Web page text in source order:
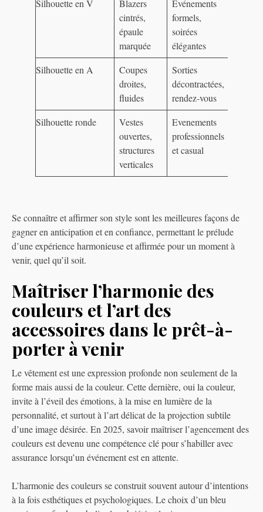
Silhouette en V
Blazers
cintrés,
épaule
marquée
Événements
formels,
soirées
élégantes
Silhouette en A
Coupes
droites,
fluides
Sorties
décontractées,
rendez-vous
Silhouette ronde
Vestes
ouvertes,
structures
verticales
Evenements
professionnels
et casual
Se connaître et affirmer son style sont les meilleures façons de
gagner en anticipation et en confiance, permettant le prélude
d’une expérience harmonieuse et affirmée pour un moment à
venir, quel qu’il soit.
Maîtriser l’harmonie des
couleurs et l’art des
accessoires dans le prêt-à-
porter à venir
Le vêtement est une expression profonde non seulement de la
forme mais aussi de la couleur. Cette dernière, oui la couleur,
invite à l’éveil des émotions, à la mise en lumière de la
personnalité, et surtout à l’art délicat de la projection subtile
d’une image désirée. En 2025, savoir maîtriser l’agencement des
couleurs est devenu une compétence clé pour s’habiller avec
assurance lorsqu’un événement est en attente.
L’harmonie des couleurs se construit souvent autour d’intentions
à la fois esthétiques et psychologiques. Le choix d’un bleu